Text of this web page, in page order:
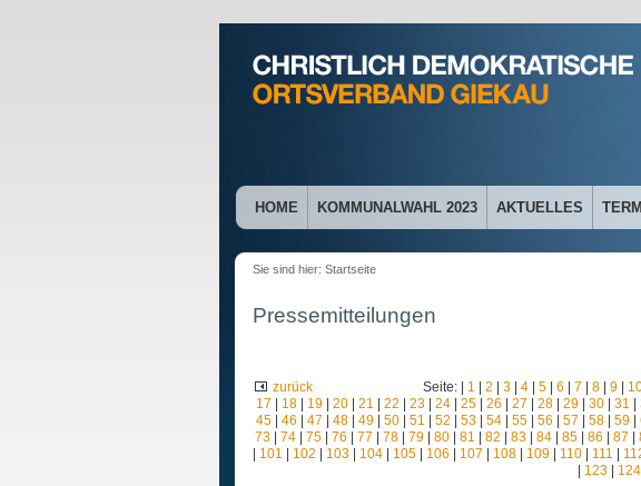
HOME KOMMUNALWAHL 2023 AKTUELLES
Sie sind hier: Startseite
Pressemitteilungen
zurück Seite: | 1 2 3| 4| 5| 6 7 8| 9|
17
18| 19| 20| 21 22 23| 24| 25| 26 27 28| 29| 30| 31
45| 46 47 48| 49| 50| 51 52 53| 54| 55| 56 57 58| 59|
73
74 75 76 77 78 79 80 81 82 83 84 85 86 87
101 102 103 104 105 106 107 108 109 110 111
123| 124|